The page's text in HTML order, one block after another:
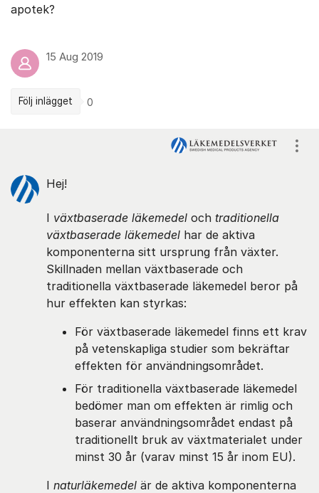
apotek?
15 Aug 2019
Följ inlägget 0
Hej!
I växtbaserade läkemedel och traditionella
växtbaserade läkemedel har de aktiva
komponenterna sitt ursprung från växter.
Skillnaden mellan växtbaserade och
traditionella växtbaserade läkemedel beror på
hur effekten kan styrkas:
För växtbaserade läkemedel finns ett krav
på vetenskapliga studier som bekräftar
effekten för användningsområdet.
För traditionella växtbaserade läkemedel
bedömer man om effekten är rimlig och
baserar användningsområdet endast på
traditionellt bruk av växtmaterialet under
minst 30 år (varav minst 15 år inom EU).
I naturläkemedel är de aktiva komponenterna